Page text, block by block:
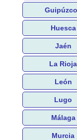
Huesca
Jaén
La Rioja
León
Lugo
Málaga
Murcia